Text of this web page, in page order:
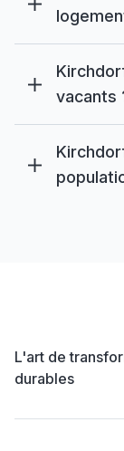
vacants
L'art de
durables